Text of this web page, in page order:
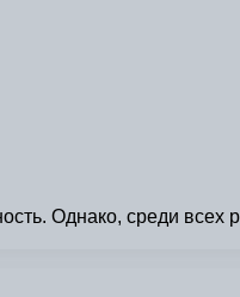
Однако, среди всех